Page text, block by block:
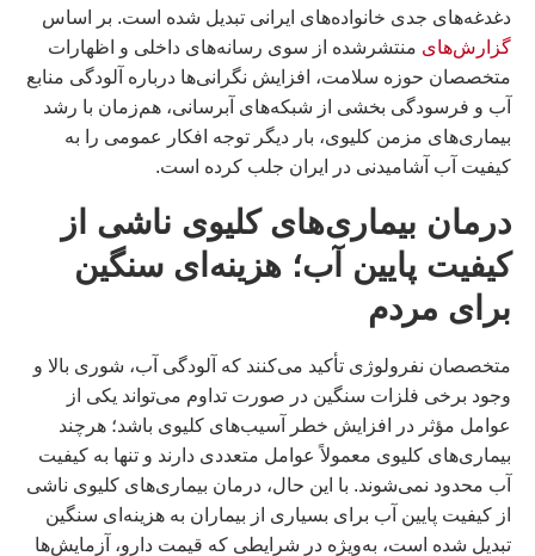
دغدغه‌های جدی خانواده‌های ایرانی تبدیل شده است. بر اساس
گزارش‌های منتشرشده از سوی رسانه‌های داخلی و اظهارات
متخصصان حوزه سلامت، افزایش نگرانی‌ها درباره آلودگی منابع
آب و فرسودگی بخشی از شبکه‌های آبرسانی، هم‌زمان با رشد
بیماری‌های مزمن کلیوی، بار دیگر توجه افکار عمومی را به
کیفیت آب آشامیدنی در ایران جلب کرده است.
درمان بیماری‌های کلیوی ناشی از
کیفیت پایین آب؛ هزینه‌ای سنگین
برای مردم
متخصصان نفرولوژی تأکید می‌کنند که آلودگی آب، شوری بالا و
وجود برخی فلزات سنگین در صورت تداوم می‌تواند یکی از
عوامل مؤثر در افزایش خطر آسیب‌های کلیوی باشد؛ هرچند
بیماری‌های کلیوی معمولاً عوامل متعددی دارند و تنها به کیفیت
آب محدود نمی‌شوند. با این حال، درمان بیماری‌های کلیوی ناشی
از کیفیت پایین آب برای بسیاری از بیماران به هزینه‌ای سنگین
تبدیل شده است، به‌ویژه در شرایطی که قیمت دارو، آزمایش‌ها